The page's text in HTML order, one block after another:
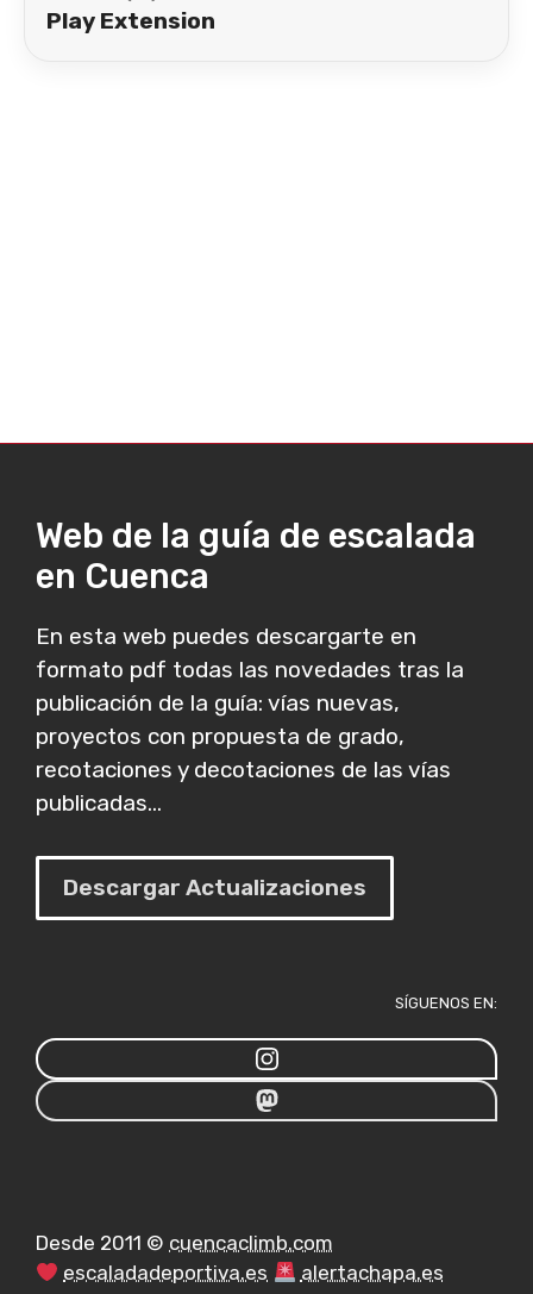
Play Extension
Web de la guía de escalada
en Cuenca
En esta web puedes descargarte en
formato pdf todas las novedades tras la
publicación de la guía: vías nuevas,
proyectos con propuesta de grado,
recotaciones y decotaciones de las vías
publicadas...
Descargar Actualizaciones
SÍGUENOS EN:
Desde 2011 © cuencaclimb.com
escaladadeportiva.es
alertachapa.es